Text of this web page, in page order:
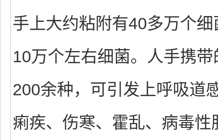
手上大约粘附有40多万个
10万个左右细菌。人手携
200余种，可引发上呼吸道
痢疾、伤寒、霍乱、病毒